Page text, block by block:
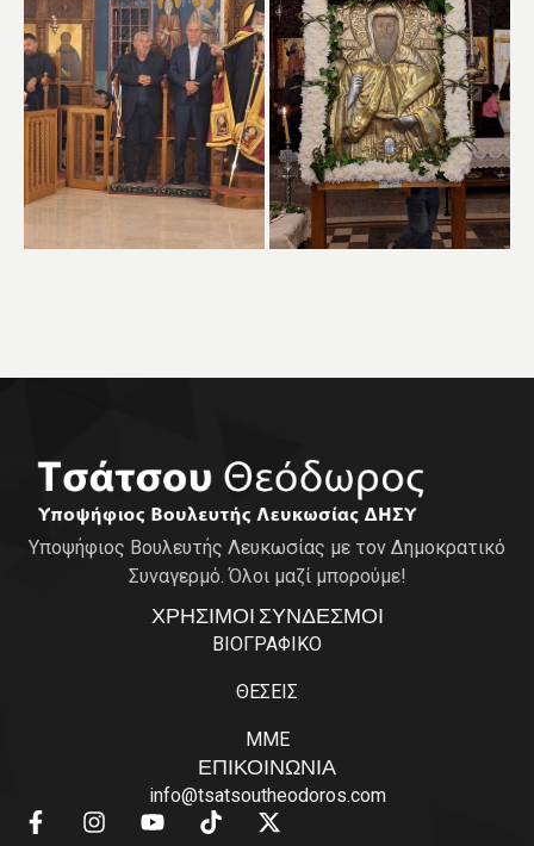
Υποψήφιος Βουλευτής Λευκωσίας με τον Δημοκρατικό
Συναγερμό. Όλοι μαζί μπορούμε!
ΧΡΗΣΙΜΟΙ ΣΥΝΔΕΣΜΟΙ
ΒΙΟΓΡΑΦΙΚΟ
ΘΕΣΕΙΣ
ΜΜΕ
ΕΠΙΚΟΙΝΩΝΙΑ
info@tsatsoutheodoros.com